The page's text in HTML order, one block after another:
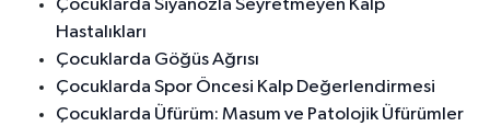
Çocuklarda Siyanozla Seyretmeyen Kalp
Hastalıkları
Çocuklarda Göğüs Ağrısı
Çocuklarda Spor Öncesi Kalp Değerlendirmesi
Çocuklarda Üfürüm: Masum ve Patolojik Üfürümler